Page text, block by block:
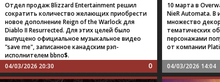
Отдел продаж Blizzard Entertainment решил
сократить количество желающих приобрести
новое дополнение Reign of the Warlock для
Diablo II Resurrected. Для этих целей было
выпущено официальное музыкальное видео
"save me", записанное канадским рэп-
исполнителем bbno$.
04/03/2026 20:30
0
10 марта в
NieR Automata. В
множество
тематических
персонажами
от компании
04/03/2026 14:04